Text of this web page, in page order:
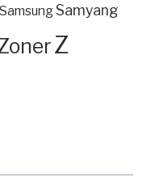
SamsungSamyang
Z